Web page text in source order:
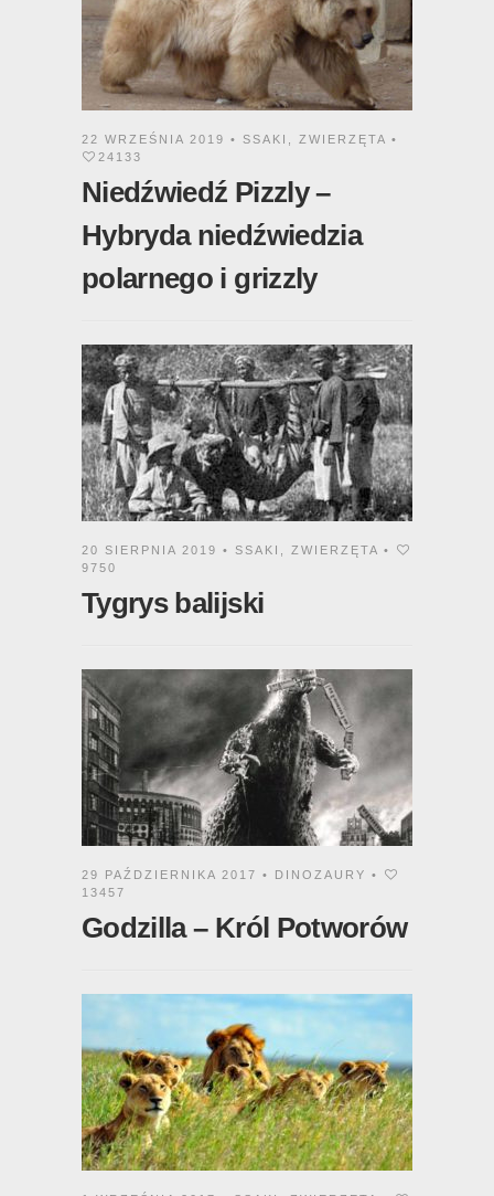
22 WRZEŚNIA 2019 • SSAKI ZWIERZĘTA •
24133
Niedźwiedź Pizzly –
Hybryda niedźwiedzia
polarnego i grizzly
20 SIERPNIA 2019 • SSAKI ZWIERZĘTA •
9750
Tygrys balijski
29 PAŹDZIERNIKA 2017 • DINOZAURY •
13457
Godzilla – Król Potworów